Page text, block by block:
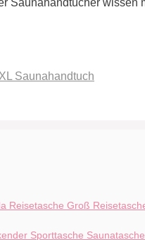
wissen
Saunahandtuch
Reisetasche Groß